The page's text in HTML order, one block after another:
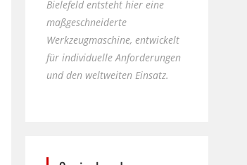
Bielefeld entsteht hier eine
maßgeschneiderte
Werkzeugmaschine, entwickelt
für individuelle Anforderungen
und den weltweiten Einsatz.